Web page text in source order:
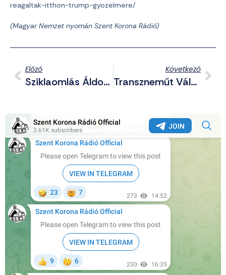
reagaltak-itthon-trump-gyozelmere/
(Magyar Nemzet nyomán Szent Korona Rádió)
Előző
Sziklaomlás Áldozata Lett Két Magyar Állampolgár Üzbegisztánban
Következő
Transzneműt Választottak Be A Kongresszusba Az USA-Ban